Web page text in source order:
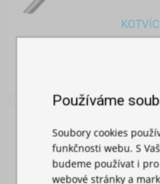
Používáme
Soubory cookies
funkčnosti webu. S
budeme používat i
webové stránky a